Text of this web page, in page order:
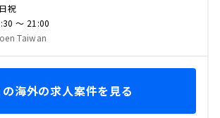
祝
〜 21:00
Taiwan
の海外の求人案件を見る